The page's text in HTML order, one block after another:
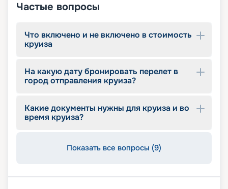
Частые вопросы
Что включено и не включено в стоимость
круиза
На какую дату бронировать перелет в
город отправления круиза?
Какие документы нужны для круиза и во
время круиза?
Показать все вопросы (9)